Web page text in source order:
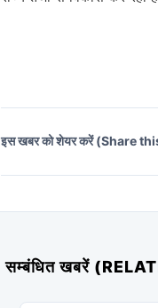
इस खबर को शेयर करें (Share
सम्बंधित खबरें